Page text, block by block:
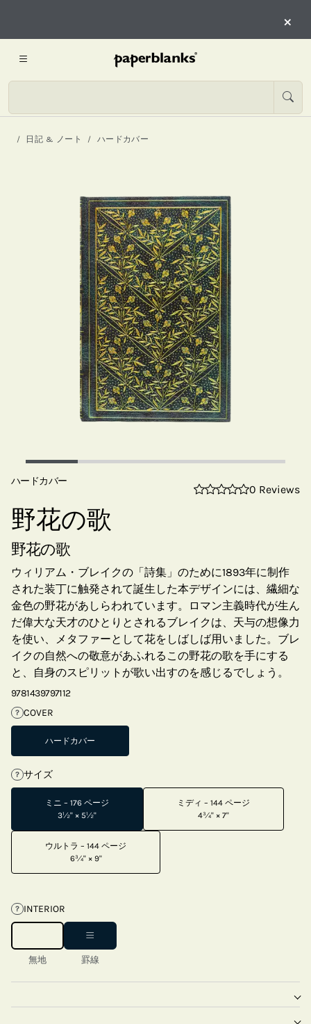
×
日記 & ノート ハードカバー
ハードカバー
0 Reviews
野花の歌
野花の歌
ウィリアム・ブレイクの「詩集」のために1893年に制作
された装丁に触発されて誕生した本デザインには、繊細な
金色の野花があしらわれています。ロマン主義時代が生ん
だ偉大な天才のひとりとされるブレイクは、天与の想像力
を使い、メタファーとして花をしばしば用いました。ブレ
イクの自然への敬意があふれるこの野花の歌を手にする
と、自身のスピリットが歌い出すのを感じるでしょう。
9781439797112
? COVER
ハードカバー
? サイズ
ミニ – 176 ページ
3½" × 5½"
ミディ – 144 ページ
4¾" × 7"
ウルトラ – 144 ページ
6¾" × 9"
? INTERIOR
無地 罫線